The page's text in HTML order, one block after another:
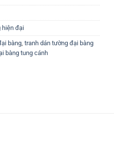
hiện đại
bàng tranh dán tường đại bàng
bàng tung cánh